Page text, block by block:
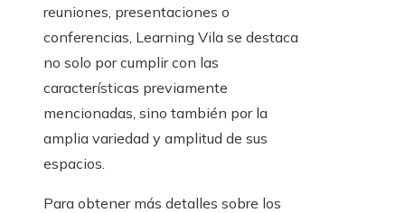
reuniones, presentaciones o
conferencias, Learning Vila se destaca
no solo por cumplir con las
características previamente
mencionadas, sino también por la
amplia variedad y amplitud de sus
espacios.
Para obtener más detalles sobre los